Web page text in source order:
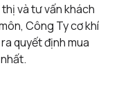
và tư vấn khách
Công Ty cơ khí
quyết định mua